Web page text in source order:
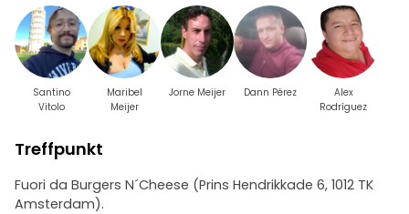
Santino
Vitolo
Maribel
Meijer
Jorne Meijer Dann Pérez
Alex
Rodríguez
Treffpunkt
Fuori da Burgers N´Cheese (Prins Hendrikkade 6, 1012 TK
Amsterdam).